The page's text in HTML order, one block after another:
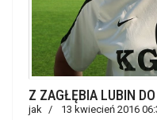
Z ZAGŁĘBIA LUBIN
jak 13 kwiecień 2016